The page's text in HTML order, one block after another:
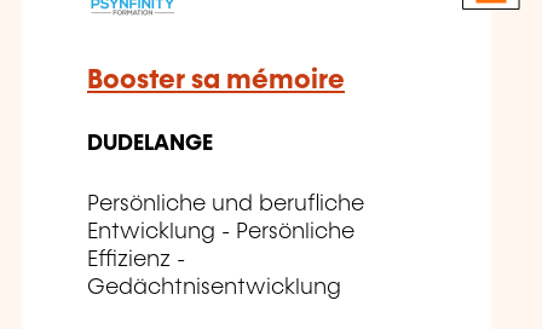
Booster sa mémoire
DUDELANGE
Persönliche und berufliche
Entwicklung - Persönliche
Effizienz -
Gedächtnisentwicklung